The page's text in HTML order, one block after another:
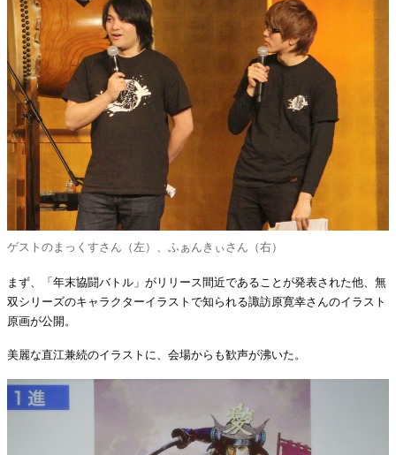
ゲストのまっくすさん（左）、ふぁんきぃさん（右）
まず、「年末協闘バトル」がリリース間近であることが発表された他、無
双シリーズのキャラクターイラストで知られる諏訪原寛幸さんのイラスト
原画が公開。
美麗な直江兼続のイラストに、会場からも歓声が沸いた。